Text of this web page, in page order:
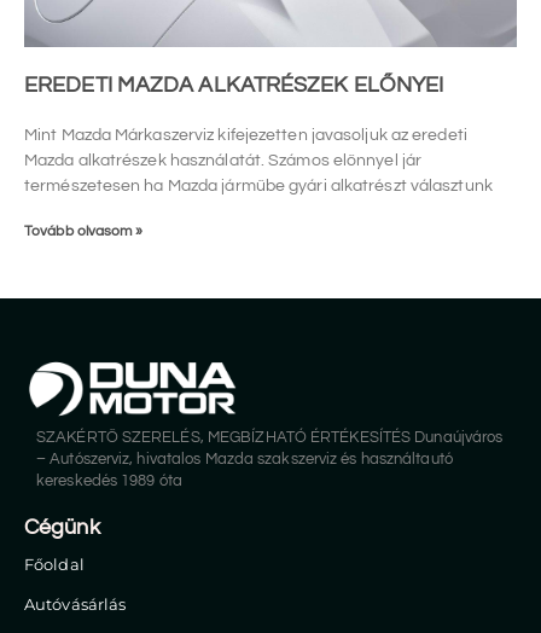
EREDETI MAZDA ALKATRÉSZEK ELŐNYEI
Mint Mazda Márkaszerviz kifejezetten javasoljuk az eredeti
Mazda alkatrészek használatát. Számos előnnyel jár
természetesen ha Mazda járműbe gyári alkatrészt választunk
Tovább olvasom »
SZAKÉRTŐ SZERELÉS, MEGBÍZHATÓ ÉRTÉKESÍTÉS Dunaújváros
– Autószerviz, hivatalos Mazda szakszerviz és használtautó
kereskedés 1989 óta
Cégünk
Főoldal
Autóvásárlás